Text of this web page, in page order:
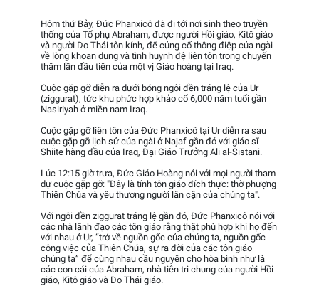
Hôm thứ Bảy, Đức Phanxicô đã đi tới nơi sinh theo truyền
thống của Tổ phụ Abraham, được người Hồi giáo, Kitô giáo
và người Do Thái tôn kính, để củng cố thông điệp của ngài
về lòng khoan dung và tình huynh đệ liên tôn trong chuyến
thăm lần đầu tiên của một vị Giáo hoàng tại Iraq.
Cuộc gặp gỡ diễn ra dưới bóng ngôi đền tráng lệ của Ur
(ziggurat), tức khu phức hợp khảo cổ 6,000 năm tuổi gần
Nasiriyah ở miền nam Iraq.
Cuộc gặp gỡ liên tôn của Đức Phanxicô tại Ur diễn ra sau
cuộc gặp gỡ lịch sử của ngài ở Najaf gần đó với giáo sĩ
Shiite hàng đầu của Iraq, Đại Giáo Trưởng Ali al-Sistani.
Lúc 12:15 giờ trưa, Đức Giáo Hoàng nói với mọi người tham
dự cuộc gặp gỡ: "Đây là tính tôn giáo đích thực: thờ phượng
Thiên Chúa và yêu thương người lân cận của chúng ta".
Với ngôi đền ziggurat tráng lệ gần đó, Đức Phanxicô nói với
các nhà lãnh đạo các tôn giáo rằng thật phù hợp khi họ đến
với nhau ở Ur, “trở về nguồn gốc của chúng ta, nguồn gốc
công việc của Thiên Chúa, sự ra đời của các tôn giáo
chúng ta” để cùng nhau cầu nguyện cho hòa bình như là
các con cái của Abraham, nhà tiên tri chung của người Hồi
giáo, Kitô giáo và Do Thái giáo.